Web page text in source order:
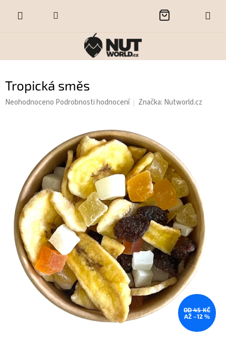
NÁKUPNÍ
Tropická směs
Průměrné
hvězdiček.
Neohodnoceno Podrobnosti hodnocení Značka: Nutworld.cz
OD 45 KČ
AŽ –12 %